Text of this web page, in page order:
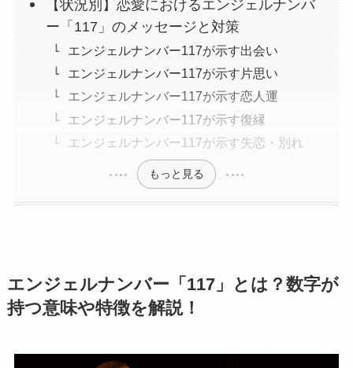
【状況別】恋愛におけるエンジェルナンバ
ー「117」のメッセージと対策
エンジェルナンバー117が示す出会い
エンジェルナンバー117が示す片思い
エンジェルナンバー117が示す恋人運
エンジェルナンバー117が示す復縁
エンジェルナンバー117が示す失恋・別れ
もっと見る
エンジェルナンバー「117」とは？数字が
持つ意味や特徴を解説！